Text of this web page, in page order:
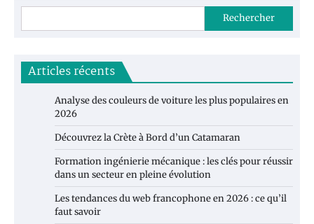
Rechercher
Articles récents
Analyse des couleurs de voiture les plus populaires en
2026
Découvrez la Crète à Bord d’un Catamaran
Formation ingénierie mécanique : les clés pour réussir
dans un secteur en pleine évolution
Les tendances du web francophone en 2026 : ce qu’il
faut savoir